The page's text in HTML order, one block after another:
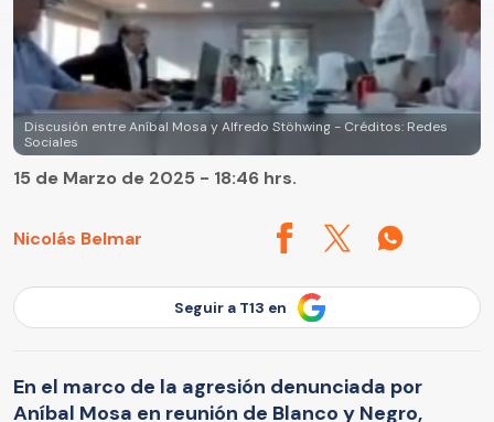
Discusión entre Aníbal Mosa y Alfredo Stöhwing - Créditos: Redes
Sociales
Nicolás Belmar
15 de Marzo de 2025 - 18:46 hrs.
Seguir a T13 en
En el marco de la agresión denunciada por
Aníbal Mosa en reunión de Blanco y Negro,